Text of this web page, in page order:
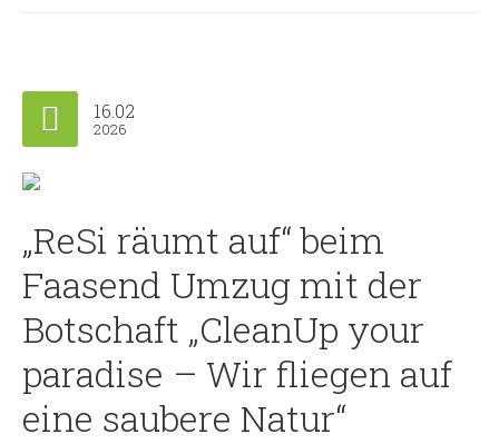
16.02
2026
„ReSi räumt auf“ beim
Faasend Umzug mit der
Botschaft „CleanUp your
paradise – Wir fliegen auf
eine saubere Natur“